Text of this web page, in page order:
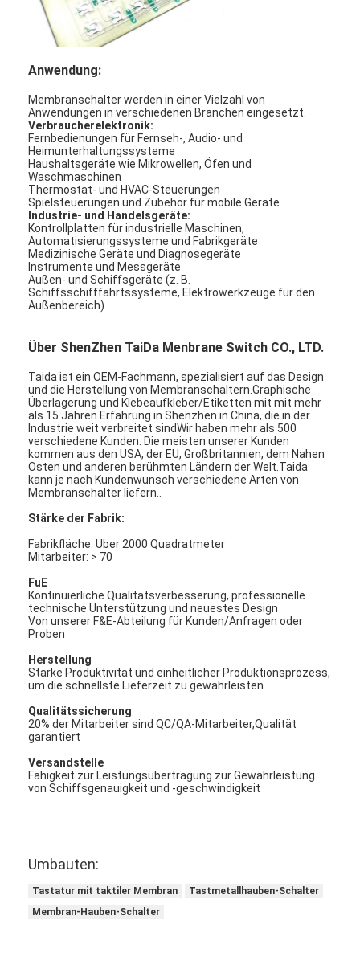
Anwendung:
Membranschalter werden in einer Vielzahl von
Anwendungen in verschiedenen Branchen eingesetzt.
Verbraucherelektronik:
Fernbedienungen für Fernseh-, Audio- und
Heimunterhaltungssysteme
Haushaltsgeräte wie Mikrowellen, Öfen und
Waschmaschinen
Thermostat- und HVAC-Steuerungen
Spielsteuerungen und Zubehör für mobile Geräte
Industrie- und Handelsgeräte:
Kontrollplatten für industrielle Maschinen,
Automatisierungssysteme und Fabrikgeräte
Medizinische Geräte und Diagnosegeräte
Instrumente und Messgeräte
Außen- und Schiffsgeräte (z. B.
Schiffsschifffahrtssysteme, Elektrowerkzeuge für den
Außenbereich)
Über ShenZhen TaiDa Menbrane Switch CO., LTD.
Taida ist ein OEM-Fachmann, spezialisiert auf das Design
und die Herstellung von Membranschaltern.Graphische
Überlagerung und Klebeaufkleber/Etiketten mit mit mehr
als 15 Jahren Erfahrung in Shenzhen in China, die in der
Industrie weit verbreitet sindWir haben mehr als 500
verschiedene Kunden. Die meisten unserer Kunden
kommen aus den USA, der EU, Großbritannien, dem Nahen
Osten und anderen berühmten Ländern der Welt.Taida
kann je nach Kundenwunsch verschiedene Arten von
Membranschalter liefern..
Stärke der Fabrik:
Fabrikfläche: Über 2000 Quadratmeter
Mitarbeiter: > 70
FuE
Kontinuierliche Qualitätsverbesserung, professionelle
technische Unterstützung und neuestes Design
Von unserer F&E-Abteilung für Kunden/Anfragen oder
Proben
Herstellung
Starke Produktivität und einheitlicher Produktionsprozess,
um die schnellste Lieferzeit zu gewährleisten.
Qualitätssicherung
20% der Mitarbeiter sind QC/QA-Mitarbeiter,Qualität
garantiert
Versandstelle
Fähigkeit zur Leistungsübertragung zur Gewährleistung
von Schiffsgenauigkeit und -geschwindigkeit
Umbauten:
Tastatur mit taktiler Membran
Tastmetallhauben-Schalter
Membran-Hauben-Schalter